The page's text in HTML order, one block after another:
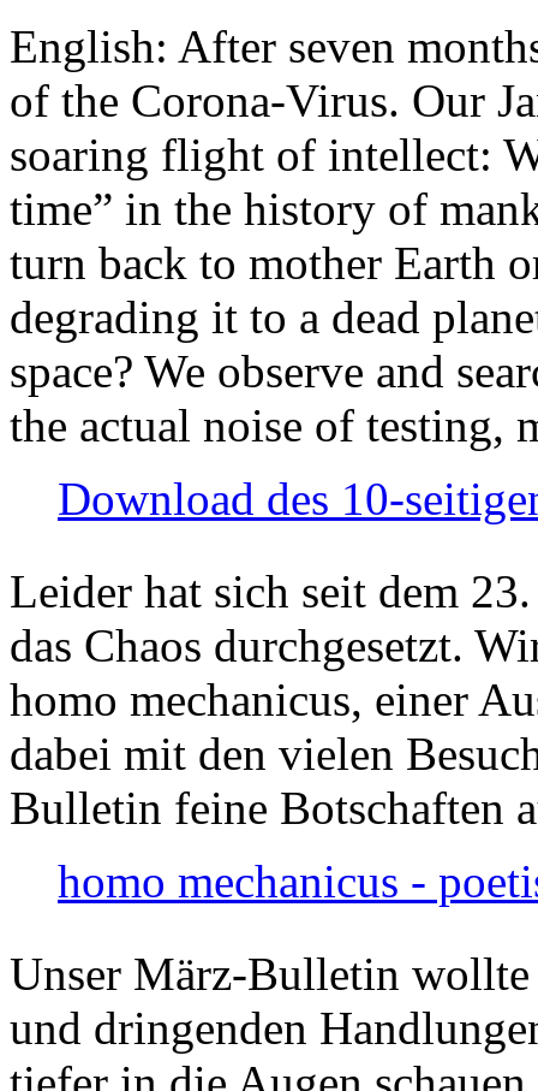
English: After seven
of the Corona-Virus. Our
soaring flight of intellect:
time” in the history of
turn back to mother Earth
degrading it to a dead
space? We observe and
the actual noise of testing,
Download des 10-
Leider hat sich seit dem
das Chaos durchgesetzt.
homo mechanicus, einer
dabei mit den vielen
Bulletin feine Botschaften
homo mechanicus -
Unser März-Bulletin
und dringenden